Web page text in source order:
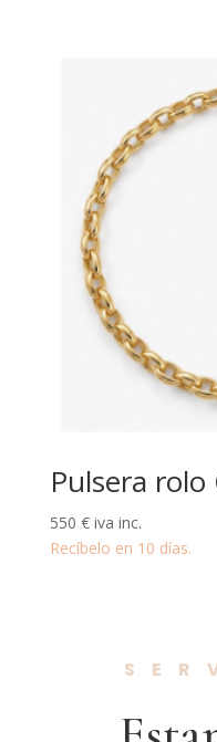
Pulsera rolo
550 € iva inc.
Recíbelo en 10 días.